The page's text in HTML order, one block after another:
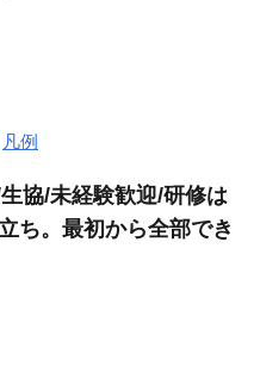
凡例
協/未経験歓迎/研修は
ち。最初から全部でき